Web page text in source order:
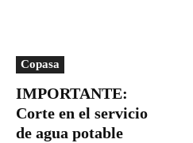
Copasa
IMPORTANTE:
Corte en el servicio
de agua potable